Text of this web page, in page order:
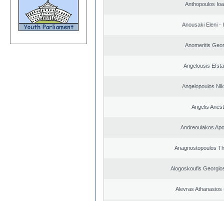
Anthopoulos
Anousaki Eleni -
Anomeritis
Angelousis
Angelopoulos
Angelis
Andreoulakos
Anagnostopoulos
Alogoskoufis
Alevras Athanasios